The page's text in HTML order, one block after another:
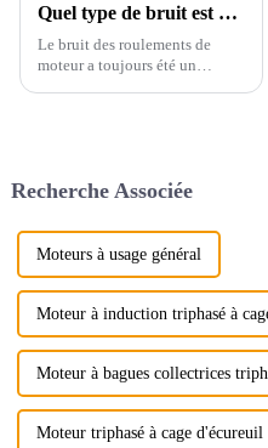
Quel type de bruit est normal pour le roulement du moteur ?
Le bruit des roulements de
moteur a toujours été un
difficile à décrire, et il est donc
Recherche Associée
Moteurs à usage général
Moteur à induction triphasé à
Moteur à bagues collectrices
Moteur triphasé à cage d'écureuil